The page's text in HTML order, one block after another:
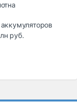
руб.